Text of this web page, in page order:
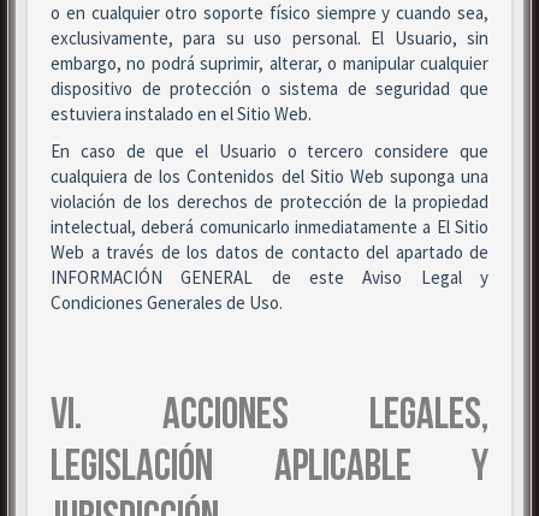
o en cualquier otro soporte físico siempre y cuando sea,
exclusivamente, para su uso personal. El Usuario, sin
embargo, no podrá suprimir, alterar, o manipular cualquier
dispositivo de protección o sistema de seguridad que
estuviera instalado en el Sitio Web.
En caso de que el Usuario o tercero considere que
cualquiera de los Contenidos del Sitio Web suponga una
violación de los derechos de protección de la propiedad
intelectual, deberá comunicarlo inmediatamente a El Sitio
Web a través de los datos de contacto del apartado de
INFORMACIÓN GENERAL de este Aviso Legal y
Condiciones Generales de Uso.
VI. ACCIONES LEGALES,
LEGISLACIÓN APLICABLE Y